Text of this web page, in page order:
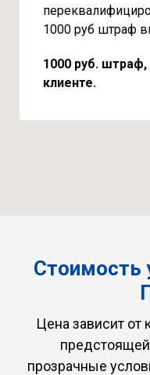
1000 руб штраф
1000 руб. штраф,
клиенте.
Стоимость
Цена зависит от
прозрачные